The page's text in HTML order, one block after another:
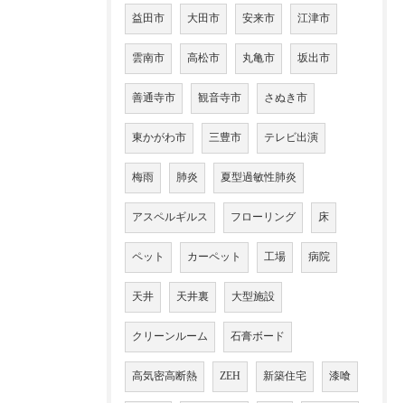
益田市 大田市 安来市 江津市
雲南市 高松市 丸亀市 坂出市
善通寺市 観音寺市 さぬき市
東かがわ市 三豊市 テレビ出演
梅雨 肺炎 夏型過敏性肺炎
アスペルギルス フローリング 床
ペット カーペット 工場 病院
天井 天井裏 大型施設
クリーンルーム 石膏ボード
高気密高断熱 ZEH 新築住宅 漆喰